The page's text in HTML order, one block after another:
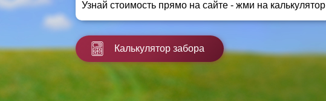
Заборы для дачи
Заборы и ограждения для школ
Забор на участок 10 соток
Узнай стоимость прямо на сайте - жми на калькулятор
Калькулятор забора